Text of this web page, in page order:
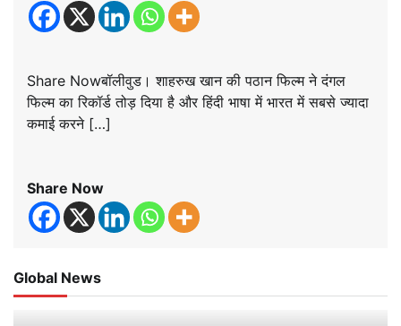
Share Nowबॉलीवुड। शाहरुख खान की पठान फिल्म ने दंगल
फिल्म का रिकॉर्ड तोड़ दिया है और हिंदी भाषा में भारत में सबसे ज्यादा
कमाई करने […]
Share Now
Global News